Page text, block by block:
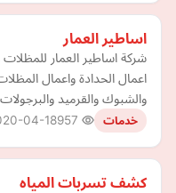
اساطير العمار
شركة اساطير العمار
اعمال الحدادة واعمال
والشبوك والقرميد
خدمات 04-18
كشف تسربات المياه